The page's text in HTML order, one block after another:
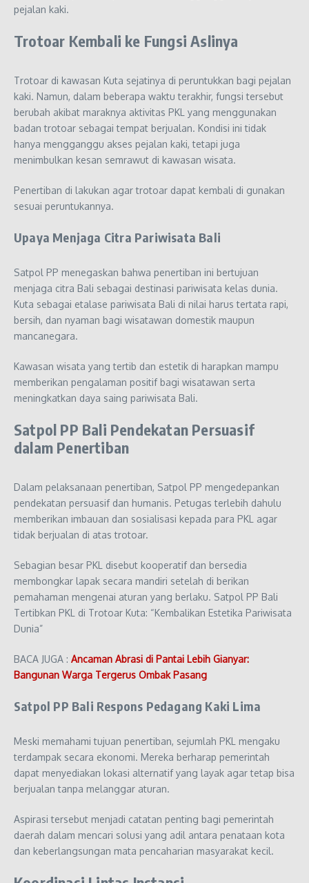
pejalan kaki.
Trotoar Kembali ke Fungsi Aslinya
Trotoar di kawasan Kuta sejatinya di peruntukkan bagi pejalan
kaki. Namun, dalam beberapa waktu terakhir, fungsi tersebut
berubah akibat maraknya aktivitas PKL yang menggunakan
badan trotoar sebagai tempat berjualan. Kondisi ini tidak
hanya mengganggu akses pejalan kaki, tetapi juga
menimbulkan kesan semrawut di kawasan wisata.
Penertiban di lakukan agar trotoar dapat kembali di gunakan
sesuai peruntukannya.
Upaya Menjaga Citra Pariwisata Bali
Satpol PP menegaskan bahwa penertiban ini bertujuan
menjaga citra Bali sebagai destinasi pariwisata kelas dunia.
Kuta sebagai etalase pariwisata Bali di nilai harus tertata rapi,
bersih, dan nyaman bagi wisatawan domestik maupun
mancanegara.
Kawasan wisata yang tertib dan estetik di harapkan mampu
memberikan pengalaman positif bagi wisatawan serta
meningkatkan daya saing pariwisata Bali.
Satpol PP Bali Pendekatan Persuasif
dalam Penertiban
Dalam pelaksanaan penertiban, Satpol PP mengedepankan
pendekatan persuasif dan humanis. Petugas terlebih dahulu
memberikan imbauan dan sosialisasi kepada para PKL agar
tidak berjualan di atas trotoar.
Sebagian besar PKL disebut kooperatif dan bersedia
membongkar lapak secara mandiri setelah di berikan
pemahaman mengenai aturan yang berlaku. Satpol PP Bali
Tertibkan PKL di Trotoar Kuta: “Kembalikan Estetika Pariwisata
Dunia”
BACA JUGA : Ancaman Abrasi di Pantai Lebih Gianyar:
Bangunan Warga Tergerus Ombak Pasang
Satpol PP Bali Respons Pedagang Kaki Lima
Meski memahami tujuan penertiban, sejumlah PKL mengaku
terdampak secara ekonomi. Mereka berharap pemerintah
dapat menyediakan lokasi alternatif yang layak agar tetap bisa
berjualan tanpa melanggar aturan.
Aspirasi tersebut menjadi catatan penting bagi pemerintah
daerah dalam mencari solusi yang adil antara penataan kota
dan keberlangsungan mata pencaharian masyarakat kecil.